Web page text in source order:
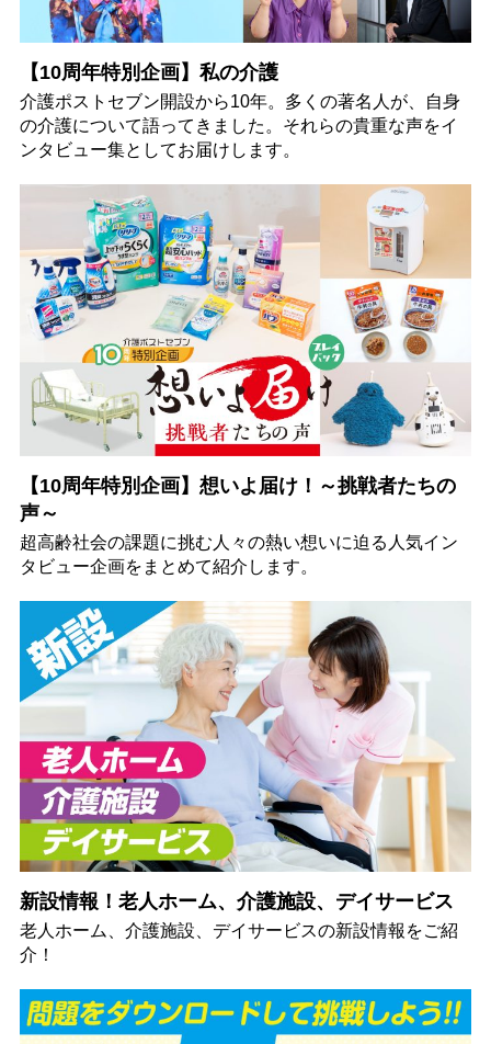
【10周年特別企画】私の介護
介護ポストセブン開設から10年。多くの著名人が、自身
の介護について語ってきました。それらの貴重な声をイ
ンタビュー集としてお届けします。
【10周年特別企画】想いよ届け！～挑戦者たちの
声～
超高齢社会の課題に挑む人々の熱い想いに迫る人気イン
タビュー企画をまとめて紹介します。
新設情報！老人ホーム、介護施設、デイサービス
老人ホーム、介護施設、デイサービスの新設情報をご紹
介！